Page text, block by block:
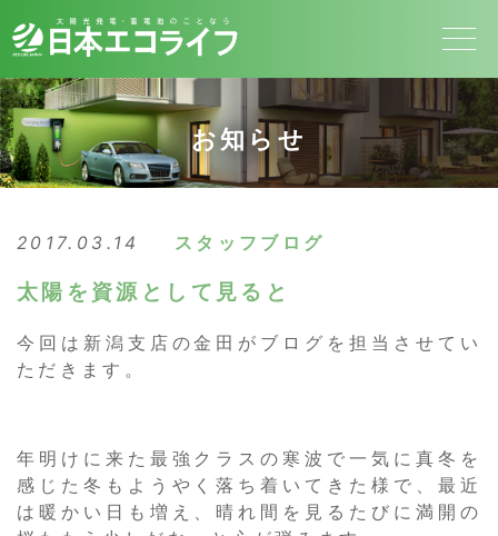
お知らせ
2017.03.14 スタッフブログ
太陽を資源として見ると
今回は新潟支店の金田がブログを担当させてい
ただきます。
年明けに来た最強クラスの寒波で一気に真冬を
感じた冬もようやく落ち着いてきた様で、最近
は暖かい日も増え、晴れ間を見るたびに満開の